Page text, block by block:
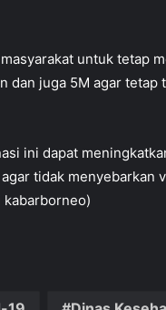
untuk tetap
dan juga 5M agar tetap
ini dapat
tidak menyebarkan
kabarborneo)